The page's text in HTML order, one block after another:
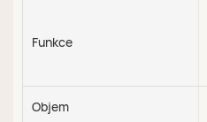
Funkce
Objem